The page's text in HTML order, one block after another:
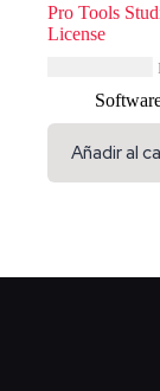
Pro Tools
License
Añadir al